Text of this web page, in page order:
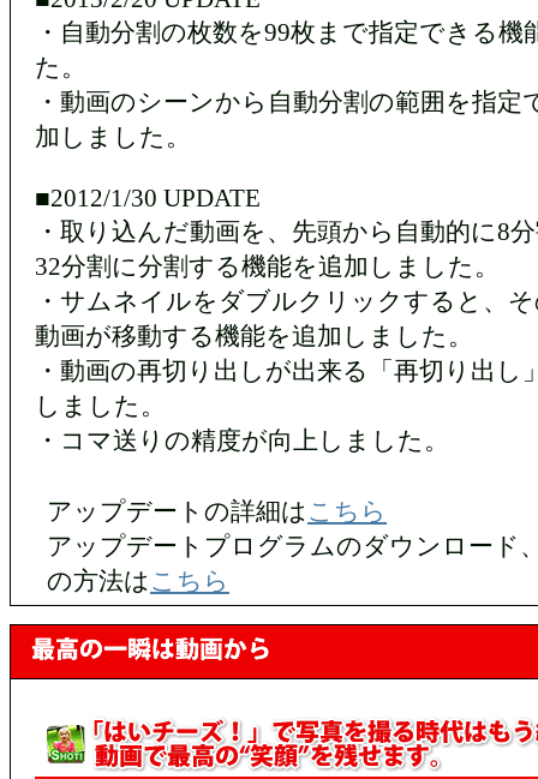
・自動分割の枚数を99枚まで指定できる機
た。
・動画のシーンから自動分割の範囲を指定
加しました。
■2012/1/30 UPDATE
・取り込んだ動画を、先頭から自動的に8
32分割に分割する機能を追加しました。
・サムネイルをダブルクリックすると、
動画が移動する機能を追加しました。
・動画の再切り出しが出来る「再切り出し
しました。
・コマ送りの精度が向上しました。
アップデートの詳細は こちら
アップデートプログラムのダウンロード
の方法は こちら